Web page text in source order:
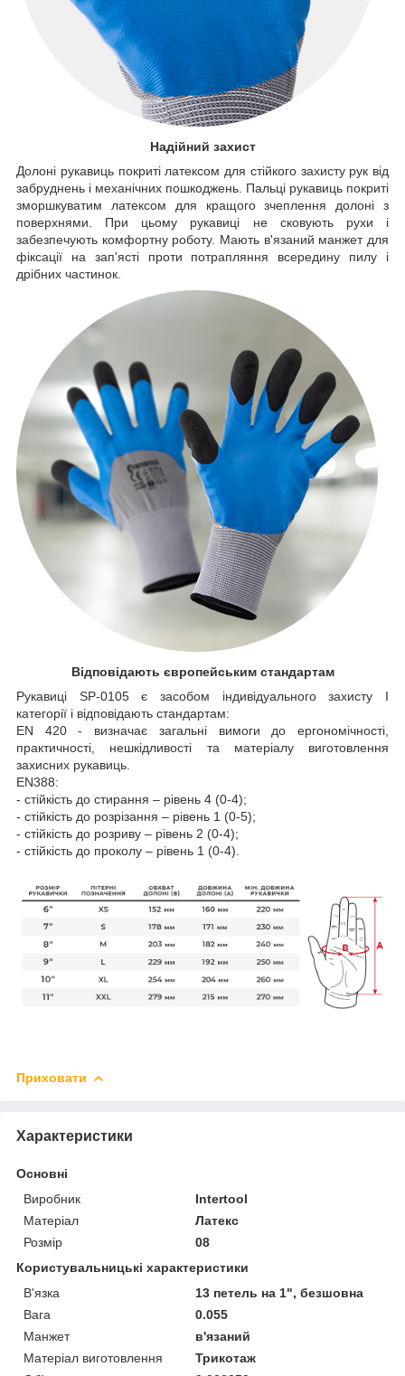
Надійний захист
Долоні рукавиць покриті латексом для стійкого захисту рук від
забруднень і механічних пошкоджень. Пальці рукавиць покриті
зморшкуватим латексом для кращого зчеплення долоні з
поверхнями. При цьому рукавиці не сковують рухи і
забезпечують комфортну роботу. Мають в'язаний манжет для
фіксації на зап'ясті проти потрапляння всередину пилу і
дрібних частинок.
Відповідають європейським стандартам
Рукавиці SP-0105 є засобом індивідуального захисту І
категорії і відповідають стандартам:
EN 420 - визначає загальні вимоги до ергономічності,
практичності, нешкідливості та матеріалу виготовлення
захисних рукавиць.
EN388:
- стійкість до стирання – рівень 4 (0-4);
- стійкість до розрізання – рівень 1 (0-5);
- стійкість до розриву – рівень 2 (0-4);
- стійкість до проколу – рівень 1 (0-4).
Приховати
Характеристики
Основні
Виробник
Intertool
Матеріал
Латекс
Розмір
08
Користувальницькі характеристики
В'язка
13 петель на 1", безшовна
Вага
0.055
Манжет
в'язаний
Матеріал виготовлення
Трикотаж